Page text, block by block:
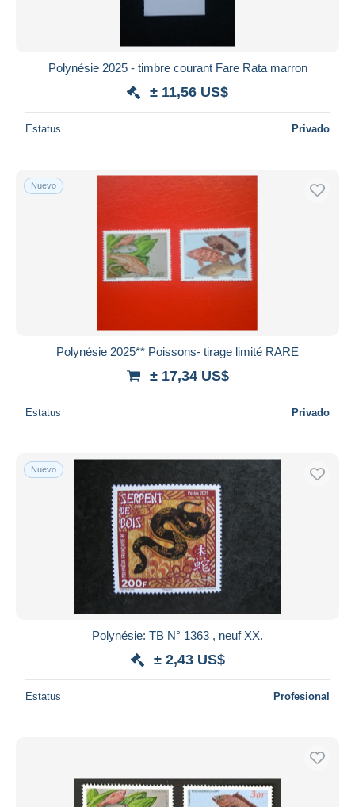
Polynésie 2025 - timbre courant Fare Rata marron
± 11,56 US$
Estatus Privado
Nuevo
Polynésie 2025** Poissons- tirage limité RARE
± 17,34 US$
Estatus Privado
Nuevo
Polynésie: TB N° 1363 , neuf XX.
± 2,43 US$
Estatus Profesional